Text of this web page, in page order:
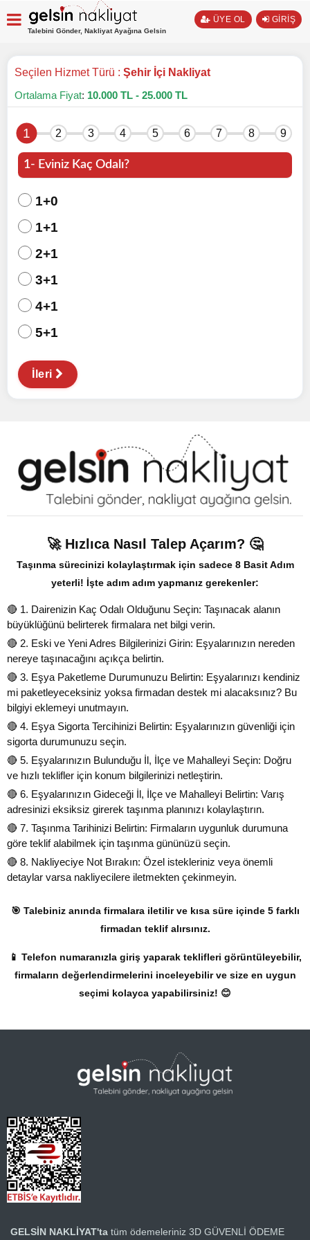
Talebini Gönder, Nakliyat Ayağına Gelsin
ÜYE OL GİRİŞ
Seçilen Hizmet Türü : Şehir İçi Nakliyat
Ortalama Fiyat: 10.000 TL - 25.000 TL
1 2 3 4 5 6 7 8 9
1- Eviniz Kaç Odalı?
1+0
1+1
2+1
3+1
4+1
5+1
İleri
🚀 Hızlıca Nasıl Talep Açarım? 🤔
Taşınma sürecinizi kolaylaştırmak için sadece 8 Basit Adım
yeterli! İşte adım adım yapmanız gerekenler:
🔴 1. Dairenizin Kaç Odalı Olduğunu Seçin: Taşınacak alanın
büyüklüğünü belirterek firmalara net bilgi verin.
🔴 2. Eski ve Yeni Adres Bilgilerinizi Girin: Eşyalarınızın nereden
nereye taşınacağını açıkça belirtin.
🔴 3. Eşya Paketleme Durumunuzu Belirtin: Eşyalarınızı kendiniz
mi paketleyeceksiniz yoksa firmadan destek mi alacaksınız? Bu
bilgiyi eklemeyi unutmayın.
🔴 4. Eşya Sigorta Tercihinizi Belirtin: Eşyalarınızın güvenliği için
sigorta durumunuzu seçin.
🔴 5. Eşyalarınızın Bulunduğu İl, İlçe ve Mahalleyi Seçin: Doğru
ve hızlı teklifler için konum bilgilerinizi netleştirin.
🔴 6. Eşyalarınızın Gideceği İl, İlçe ve Mahalleyi Belirtin: Varış
adresinizi eksiksiz girerek taşınma planınızı kolaylaştırın.
🔴 7. Taşınma Tarihinizi Belirtin: Firmaların uygunluk durumuna
göre teklif alabilmek için taşınma gününüzü seçin.
🔴 8. Nakliyeciye Not Bırakın: Özel istekleriniz veya önemli
detaylar varsa nakliyecilere iletmekten çekinmeyin.
🎯 Talebiniz anında firmalara iletilir ve kısa süre içinde 5 farklı
firmadan teklif alırsınız.
📱 Telefon numaranızla giriş yaparak teklifleri görüntüleyebilir,
firmaların değerlendirmelerini inceleyebilir ve size en uygun
seçimi kolayca yapabilirsiniz! 😊
GELSİN NAKLİYAT'ta tüm ödemeleriniz 3D GÜVENLİ ÖDEME